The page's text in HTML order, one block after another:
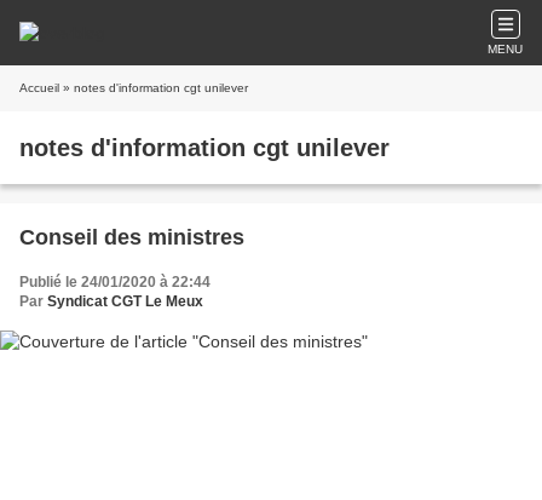
MENU
Accueil » notes d'information cgt unilever
notes d'information cgt unilever
Conseil des ministres
Publié le 24/01/2020 à 22:44
Par Syndicat CGT Le Meux